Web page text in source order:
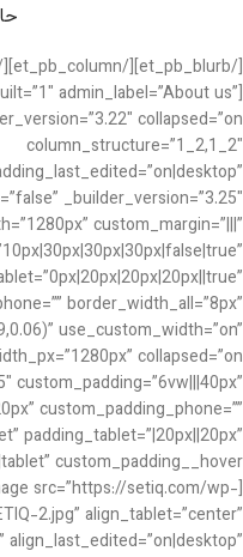
admin_label=”About us”
column_structure=”1_2,1_2″
_builder_version=”3.25″
custom_margin=”|||”
border_width_all=”8px”
use_custom_width=”on”
custom_padding=”6vw|||40px”
custom_padding_phone=””
padding_tablet=”|20px||20px”
src=”https://setiq.com/wp-
2.jpg” align_tablet=”center”
align_last_edited=”on|desktop”